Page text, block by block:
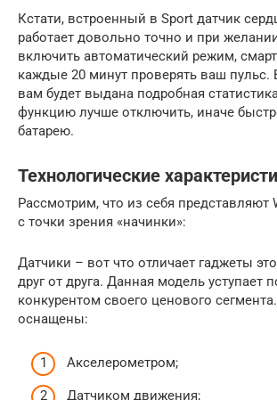
Кстати, встроенный в Sport датчик
работает довольно точно и при
включить автоматический режим,
каждые 20 минут проверять ваш пульс.
вам будет выдана подробная
функцию лучше отключить, иначе
батарею.
Технологические
Рассмотрим, что из себя представляют
с точки зрения «начинки»:
Датчики – вот что отличает гаджеты
друг от друга. Данная модель уступает
конкурентом своего ценового
оснащены:
Акселерометром;
Датчиком движения;